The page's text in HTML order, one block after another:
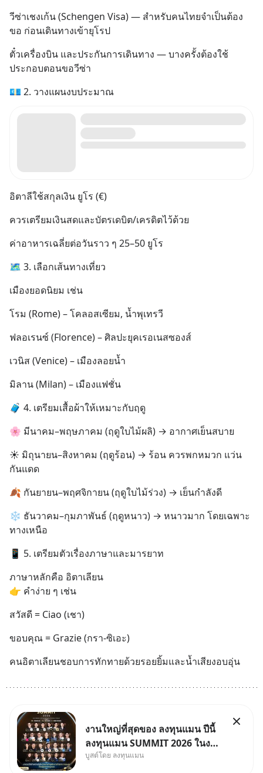
วีซ่าเชงเก้น (Schengen Visa) — สำหรับคนไทยจำเป็นต้อง
ขอ ก่อนเดินทางเข้ายุโรป
ตั๋วเครื่องบิน และประกันการเดินทาง — บางครั้งต้องใช้
ประกอบตอนขอวีซ่า
💶 2. วางแผนงบประมาณ
อิตาลีใช้สกุลเงิน ยูโร (€)
ควรเตรียมเงินสดและบัตรเดบิต/เครดิตไว้ด้วย
ค่าอาหารเฉลี่ยต่อวันราว ๆ 25–50 ยูโร
🗺️ 3. เลือกเส้นทางเที่ยว
เมืองยอดนิยม เช่น
โรม (Rome) – โคลอสเซียม, น้ำพุเทรวี
ฟลอเรนซ์ (Florence) – ศิลปะยุคเรอเนสซองส์
เวนิส (Venice) – เมืองลอยน้ำ
มิลาน (Milan) – เมืองแฟชั่น
🧳 4. เตรียมเสื้อผ้าให้เหมาะกับฤดู
🌸 มีนาคม–พฤษภาคม (ฤดูใบไม้ผลิ) → อากาศเย็นสบาย
☀️ มิถุนายน–สิงหาคม (ฤดูร้อน) → ร้อน ควรพกหมวก แว่น
กันแดด
🍂 กันยายน–พฤศจิกายน (ฤดูใบไม้ร่วง) → เย็นกำลังดี
❄️ ธันวาคม–กุมภาพันธ์ (ฤดูหนาว) → หนาวมาก โดยเฉพาะ
ทางเหนือ
📱 5. เตรียมตัวเรื่องภาษาและมารยาท
ภาษาหลักคือ อิตาเลียน
👉 คำง่าย ๆ เช่น
สวัสดี = Ciao (เชา)
ขอบคุณ = Grazie (กรา-ซิเอะ)
คนอิตาเลียนชอบการทักทายด้วยรอยยิ้มและน้ำเสียงอบอุ่น
งานใหญ่ที่สุดของ ลงทุนแมน ปีนี้
ลงทุนแมน SUMMIT 2026 ในงาน
นี้จะมีเจ้าของธุรกิจ Dr.PONG,
บูสต์โดย ลงทุนแมน